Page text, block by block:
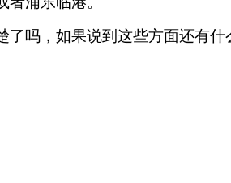
吗，如果说到这些方面还有